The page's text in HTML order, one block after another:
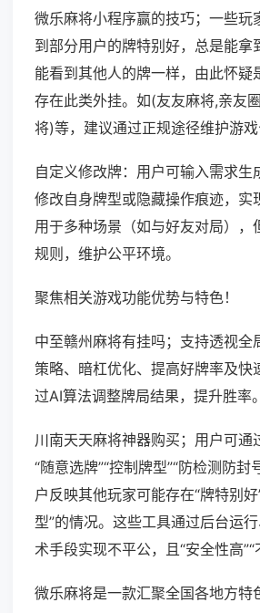
微乐麻将小程序赢的技巧；一些玩
到部分用户的牌特别好，总是能拿
能看到其他人的牌一样，由此怀疑
存在此类外挂。如(友友麻将,亲友
将)等，建议通过正规途径维护游戏
自定义修改牌：用户可输入需求生
修改自身牌型或隐藏操作痕迹，实
用于多种场景（如与好友对局），
规则，维护公平环境。
聚焦相关游戏功能优势与特色！
中至赣州麻将有挂吗；支持透视全
策略、暗杠优化、提高好牌率及快
过AI算法调整牌局结果，提升胜率。
川南天天麻将神器购买；用户可通
“随意选牌”“控制牌型”“防检测防封
户反映其他玩家可能存在“牌特别
型”的情况。这些工具通过后台运
术手段实现不平公，且“安全性高”“
微乐麻将是一款汇聚全国各地方特